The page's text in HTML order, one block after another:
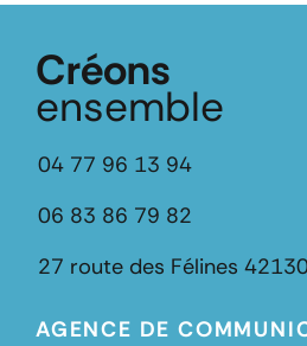
Créons
ensemble
04 77 96 13 94
06 83 86 79 82
27 route des Félines 42130
AGENCE DE